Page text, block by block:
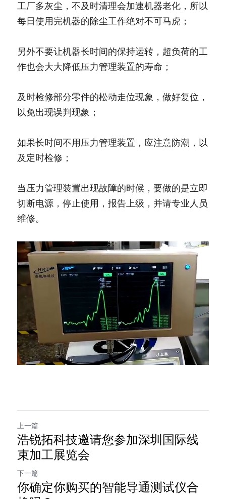
工厂多灰尘，不及时清理会加速机器老化，所以
每日使用完机器的除尘工作绝对不可马虎；
另外不要让机器长时间的保持运转，超负荷的工
作也会大大降低压力管理装置的寿命；
及时检修部分零件的松动走位现象，做好复位，
以免出现误判现象；
如果长时间不用压力管理装置，应注意防潮，以
及定时检修；
当压力管理装置出现故障的时候，要做的是立即
切断电源，停止使用，报告上级，并请专业人员
维修。
上一篇
浩锐拓科技邀请您参加深圳国际线
束加工展览会
下一篇
你确定你购买的智能导通测试仪合